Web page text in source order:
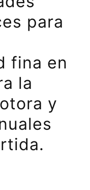
para
fina en
la
y